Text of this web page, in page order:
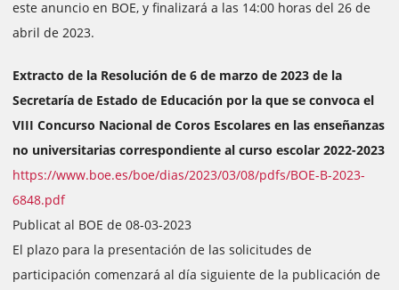
este anuncio en BOE, y finalizará a las 14:00 horas del 26 de
abril de 2023.
Extracto de la Resolución de 6 de marzo de 2023 de la
Secretaría de Estado de Educación por la que se convoca el
VIII Concurso Nacional de Coros Escolares en las enseñanzas
no universitarias correspondiente al curso escolar 2022-2023
https://www.boe.es/boe/dias/2023/03/08/pdfs/BOE-B-2023-
6848.pdf
Publicat al BOE de 08-03-2023
El plazo para la presentación de las solicitudes de
participación comenzará al día siguiente de la publicación de